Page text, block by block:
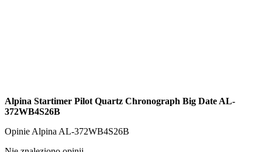
Alpina Startimer Pilot Quartz Chronograph Big Date AL-
372WB4S26B
Opinie Alpina AL-372WB4S26B